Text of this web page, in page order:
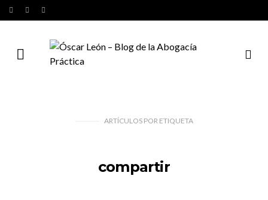
ARTÍCULOS PORETIQUETA
compartir